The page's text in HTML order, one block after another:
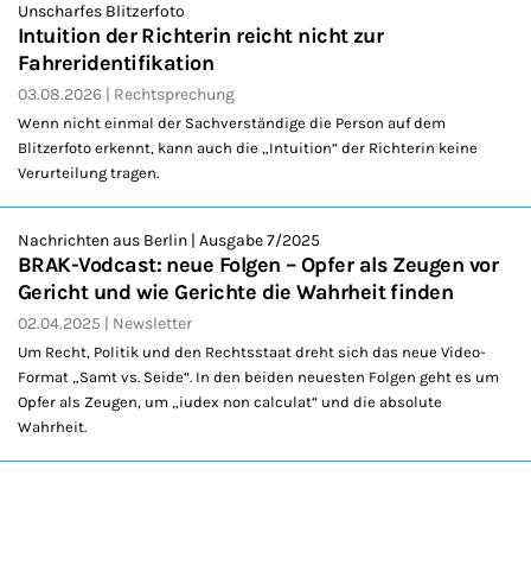
Unscharfes Blitzerfoto
Intuition der Richterin reicht nicht zur
Fahreridentifikation
03.08.2026 Rechtsprechung
Wenn nicht einmal der Sachverständige die Person auf dem
Blitzerfoto erkennt, kann auch die „Intuition“ der Richterin keine
Verurteilung tragen.
Nachrichten aus Berlin | Ausgabe 7/2025
BRAK-Vodcast: neue Folgen – Opfer als Zeugen vor
Gericht und wie Gerichte die Wahrheit finden
02.04.2025 Newsletter
Um Recht, Politik und den Rechtsstaat dreht sich das neue Video-
Format „Samt vs. Seide“. In den beiden neuesten Folgen geht es um
Opfer als Zeugen, um „iudex non calculat“ und die absolute
Wahrheit.